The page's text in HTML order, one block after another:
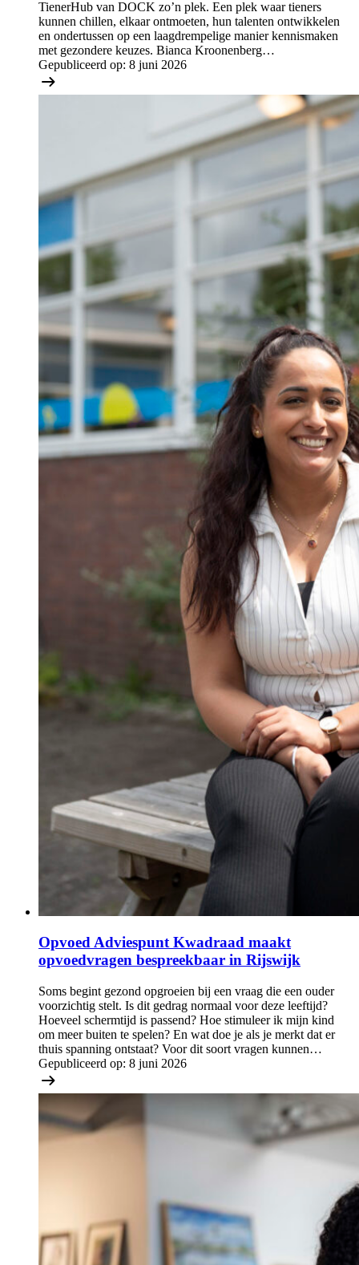
TienerHub van DOCK zo’n plek. Een plek waar tieners
kunnen chillen, elkaar ontmoeten, hun talenten ontwikkelen
en ondertussen op een laagdrempelige manier kennismaken
met gezondere keuzes. Bianca Kroonenberg…
Gepubliceerd op: 8 juni 2026
Opvoed Adviespunt Kwadraad maakt
opvoedvragen bespreekbaar in Rijswijk
Soms begint gezond opgroeien bij een vraag die een ouder
voorzichtig stelt. Is dit gedrag normaal voor deze leeftijd?
Hoeveel schermtijd is passend? Hoe stimuleer ik mijn kind
om meer buiten te spelen? En wat doe je als je merkt dat er
thuis spanning ontstaat? Voor dit soort vragen kunnen…
Gepubliceerd op: 8 juni 2026